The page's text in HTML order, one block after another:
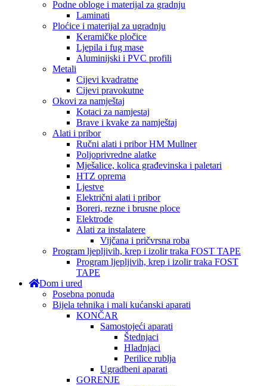
Podne obloge i materijal za gradnju
Laminati
Ploćice i materijal za ugradnju
Keramičke pločice
Ljepila i fug mase
Aluminijski i PVC profili
Metali
Cijevi kvadratne
Cijevi pravokutne
Okovi za namještaj
Kotaci za namjestaj
Brave i kvake za namještaj
Alati i pribor
Ručni alati i pribor HM Mullner
Poljoprivredne alatke
Mješalice, kolica građevinska i paletari
HTZ oprema
Ljestve
Električni alati i pribor
Boreri, rezne i brusne ploce
Elektrode
Alati za instalatere
Vijčana i pričvrsna roba
Program ljepljivih, krep i izolir traka FOST TAPE
Program ljepljivih, krep i izolir traka FOST
TAPE
Dom i ured
Posebna ponuda
Bijela tehnika i mali kućanski aparati
KONČAR
Samostojeći aparati
Štednjaci
Hladnjaci
Perilice rublja
Ugradbeni aparati
GORENJE